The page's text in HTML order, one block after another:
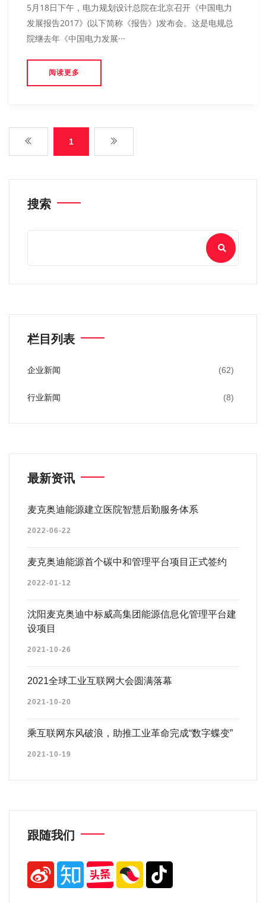
5月18日下午，电力规划设计总院在北京召开《中国电力
发展报告2017》(以下简称《报告》)发布会。这是电规总
院继去年《中国电力发展···
阅读更多
1
搜索
栏目列表
企业新闻 (62)
行业新闻 (8)
最新资讯
麦克奥迪能源建立医院智慧后勤服务体系
2022-06-22
麦克奥迪能源首个碳中和管理平台项目正式签约
2022-01-12
沈阳麦克奥迪中标威高集团能源信息化管理平台建
设项目
2021-10-26
2021全球工业互联网大会圆满落幕
2021-10-20
乘互联网东风破浪，助推工业革命完成“数字蝶变”
2021-10-19
跟随我们